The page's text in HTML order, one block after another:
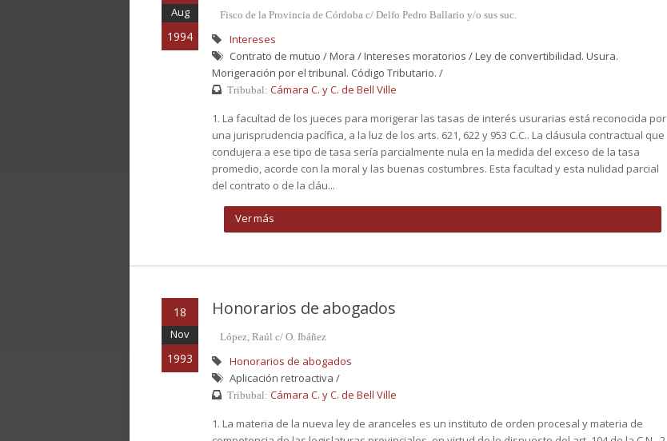
Aug
1994
Fisco de la Provincia de Córdoba c/ Delfo Pedro Ballario y/o sus suc.
Intereses
Contrato de mutuo / Mora / Intereses moratorios / Ley de convertibilidad. Usura.
Morigeración por el tribunal. Código Tributario. /
Tribubal: Cámara C. y C. de Bell Ville
1. La facultad de los jueces para morigerar las tasas de interés usurarias está reconocida por
una jurisprudencia pacífica, a la luz de los arts. 621, 622 y 953 C.C.. La cláusula contractual que
condujera a ese tipo de tasa sería parcialmente nula en la medida del exceso de la tasa
promedio, acorde con la moral y las buenas costumbres. Esta facultad y esta nulidad parcial
del contrato o de la cláu...
Ver más
18
Nov
1993
Honorarios de abogados
López, Raúl c/ O. Ibáñez
Honorarios de abogados
Aplicación retroactiva /
Tribubal: Cámara C. y C. de Bell Ville
1. La materia de la nueva ley de aranceles es un instituto de orden procesal y materia de